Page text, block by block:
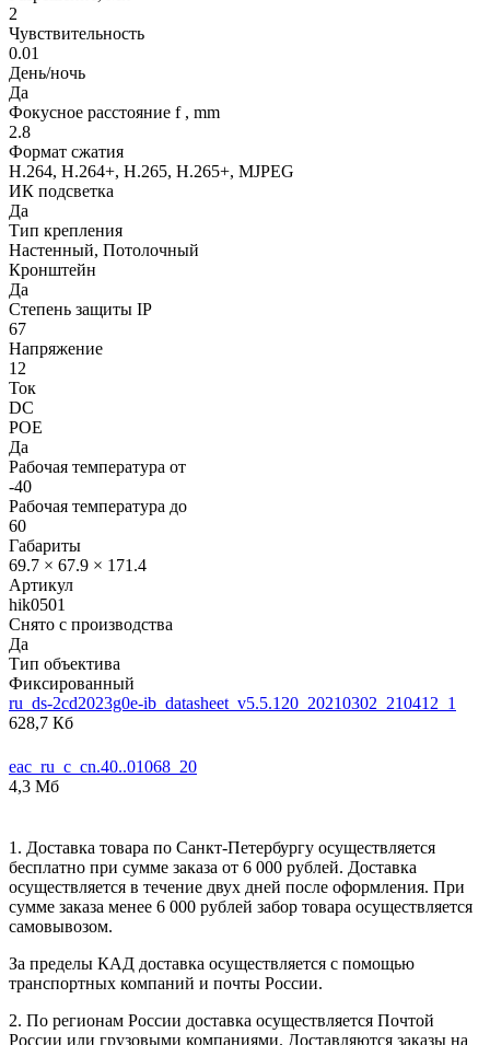
2
Чувствительность
0.01
День/ночь
Да
Фокусное расстояние f , mm
2.8
Формат сжатия
H.264, H.264+, H.265, H.265+, MJPEG
ИК подсветка
Да
Тип крепления
Настенный, Потолочный
Кронштейн
Да
Степень защиты IP
67
Напряжение
12
Ток
DC
POE
Да
Рабочая температура от
-40
Рабочая температура до
60
Габариты
69.7 × 67.9 × 171.4
Артикул
hik0501
Снято с производства
Да
Тип объектива
Фиксированный
ru_ds-2cd2023g0e-ib_datasheet_v5.5.120_20210302_210412_1
628,7 Кб
eac_ru_c_cn.40..01068_20
4,3 Мб
1. Доставка товара по Санкт-Петербургу осуществляется
бесплатно при сумме заказа от 6 000 рублей. Доставка
осуществляется в течение двух дней после оформления. При
сумме заказа менее 6 000 рублей забор товара осуществляется
самовывозом.
За пределы КАД доставка осуществляется с помощью
транспортных компаний и почты России.
2. По регионам России доставка осуществляется Почтой
России или грузовыми компаниями. Доставляются заказы на